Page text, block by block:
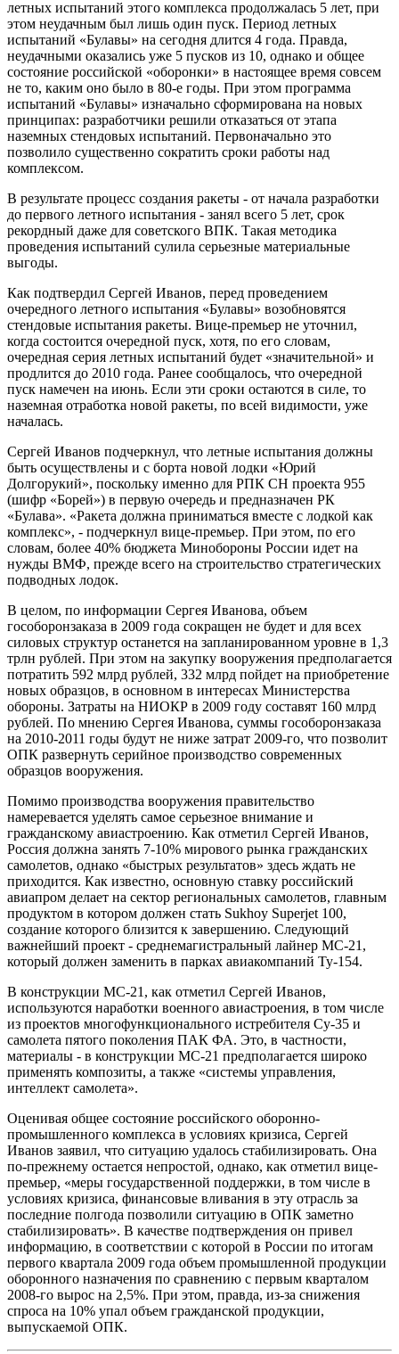
летных испытаний этого комплекса продолжалась 5 лет, при
этом неудачным был лишь один пуск. Период летных
испытаний «Булавы» на сегодня длится 4 года. Правда,
неудачными оказались уже 5 пусков из 10, однако и общее
состояние российской «оборонки» в настоящее время совсем
не то, каким оно было в 80-е годы. При этом программа
испытаний «Булавы» изначально сформирована на новых
принципах: разработчики решили отказаться от этапа
наземных стендовых испытаний. Первоначально это
позволило существенно сократить сроки работы над
комплексом.
В результате процесс создания ракеты - от начала разработки
до первого летного испытания - занял всего 5 лет, срок
рекордный даже для советского ВПК. Такая методика
проведения испытаний сулила серьезные материальные
выгоды.
Как подтвердил Сергей Иванов, перед проведением
очередного летного испытания «Булавы» возобновятся
стендовые испытания ракеты. Вице-премьер не уточнил,
когда состоится очередной пуск, хотя, по его словам,
очередная серия летных испытаний будет «значительной» и
продлится до 2010 года. Ранее сообщалось, что очередной
пуск намечен на июнь. Если эти сроки остаются в силе, то
наземная отработка новой ракеты, по всей видимости, уже
началась.
Сергей Иванов подчеркнул, что летные испытания должны
быть осуществлены и с борта новой лодки «Юрий
Долгорукий», поскольку именно для РПК СН проекта 955
(шифр «Борей») в первую очередь и предназначен РК
«Булава». «Ракета должна приниматься вместе с лодкой как
комплекс», - подчеркнул вице-премьер. При этом, по его
словам, более 40% бюджета Минобороны России идет на
нужды ВМФ, прежде всего на строительство стратегических
подводных лодок.
В целом, по информации Сергея Иванова, объем
гособоронзаказа в 2009 года сокращен не будет и для всех
силовых структур останется на запланированном уровне в 1,3
трлн рублей. При этом на закупку вооружения предполагается
потратить 592 млрд рублей, 332 млрд пойдет на приобретение
новых образцов, в основном в интересах Министерства
обороны. Затраты на НИОКР в 2009 году составят 160 млрд
рублей. По мнению Сергея Иванова, суммы гособоронзаказа
на 2010-2011 годы будут не ниже затрат 2009-го, что позволит
ОПК развернуть серийное производство современных
образцов вооружения.
Помимо производства вооружения правительство
намеревается уделять самое серьезное внимание и
гражданскому авиастроению. Как отметил Сергей Иванов,
Россия должна занять 7-10% мирового рынка гражданских
самолетов, однако «быстрых результатов» здесь ждать не
приходится. Как известно, основную ставку российский
авиапром делает на сектор региональных самолетов, главным
продуктом в котором должен стать Sukhoy Superjet 100,
создание которого близится к завершению. Следующий
важнейший проект - среднемагистральный лайнер МС-21,
который должен заменить в парках авиакомпаний Ту-154.
В конструкции МС-21, как отметил Сергей Иванов,
используются наработки военного авиастроения, в том числе
из проектов многофункционального истребителя Су-35 и
самолета пятого поколения ПАК ФА. Это, в частности,
материалы - в конструкции МС-21 предполагается широко
применять композиты, а также «системы управления,
интеллект самолета».
Оценивая общее состояние российского оборонно-
промышленного комплекса в условиях кризиса, Сергей
Иванов заявил, что ситуацию удалось стабилизировать. Она
по-прежнему остается непростой, однако, как отметил вице-
премьер, «меры государственной поддержки, в том числе в
условиях кризиса, финансовые вливания в эту отрасль за
последние полгода позволили ситуацию в ОПК заметно
стабилизировать». В качестве подтверждения он привел
информацию, в соответствии с которой в России по итогам
первого квартала 2009 года объем промышленной продукции
оборонного назначения по сравнению с первым кварталом
2008-го вырос на 2,5%. При этом, правда, из-за снижения
спроса на 10% упал объем гражданской продукции,
выпускаемой ОПК.